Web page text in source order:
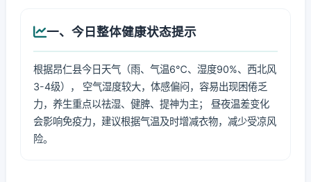
一、今日整体健康状态提示
根据昂仁县今日天气（雨、气温6℃、湿度90%、西北风
3-4级）， 空气湿度较大，体感偏闷，容易出现困倦乏
力，养生重点以祛湿、健脾、提神为主； 昼夜温差变化
会影响免疫力，建议根据气温及时增减衣物，减少受凉风
险。